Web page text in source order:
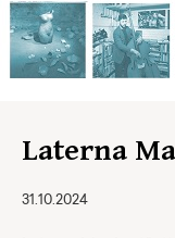
Laterna
31.10.2024